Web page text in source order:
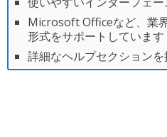
Microsoft Officeなど、業
形式をサポートしています
詳細なヘルプセクション